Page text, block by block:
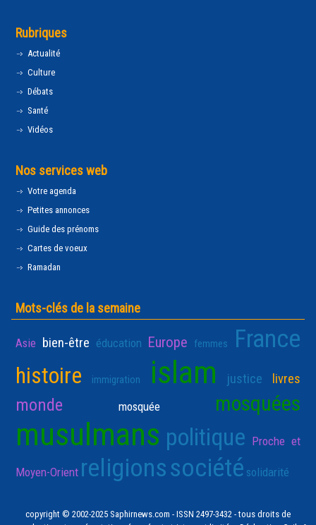
Rubriques
Actualité
Culture
Débats
Santé
Vidéos
Nos services web
Votre agenda
Petites annonces
Guide des prénoms
Cartes de voeux
Ramadan
Mots-clés de la semaine
Asie bien-être éducation Europe femmes France
histoire immigration islam justice livres
monde mosquée mosquées
musulmans politique Proche et
Moyen-Orient religionssociété solidarité
copyright © 2002-2025 Saphirnews.com - ISSN 2497-3432 - tous droits de